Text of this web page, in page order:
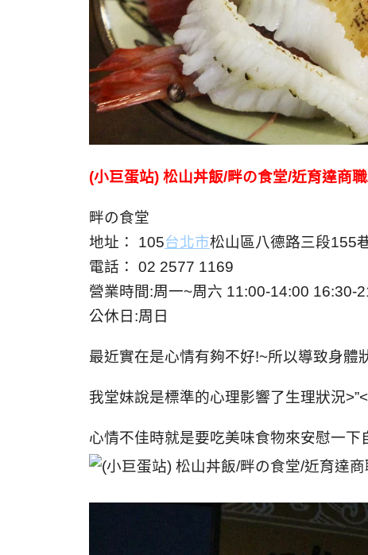
(小巨蛋站) 松山丼飯/畔の食堂/近育達商
畔の食堂
地址： 105台北市松山區八德路三段155
電話： 02 2577 1169
營業時間:周一~周六 11:00-14:00 16:30-
公休日:周日
最近實在是心情有夠不好!~所以導致身體
我堂妹說是標準的心理影響了生理狀況>”<
心情不佳時就是要吃美味食物來安慰一下